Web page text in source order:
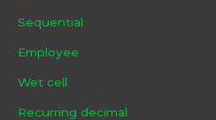
Sequential
Employee
Wet cell
Recurring decimal